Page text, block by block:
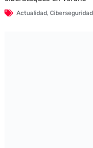
Actualidad, Ciberseguridad